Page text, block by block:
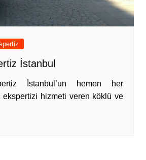
İstanbul
İstanbul’un hemen her
ekspertizi hizmeti veren köklü ve